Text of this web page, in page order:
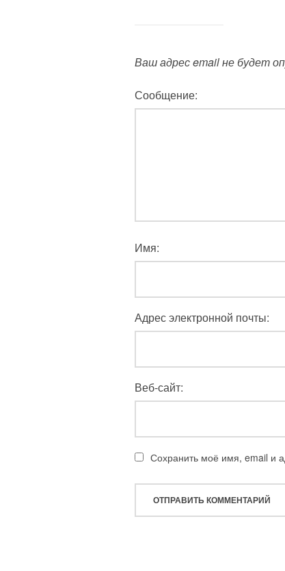
Ваш адрес email не будет
Сообщение:
Имя:
Адрес электронной почты:
Веб-сайт:
Сохранить моё имя, email и